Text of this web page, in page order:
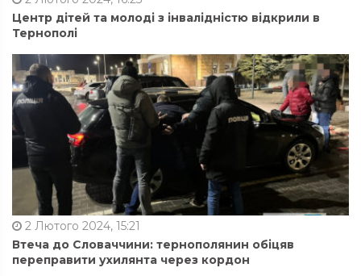
Центр дітей та молоді з інвалідністю відкрили в
Тернополі
2 Лютого 2024, 15:21
Втеча до Словаччини: тернополянин обіцяв
переправити ухилянта через кордон